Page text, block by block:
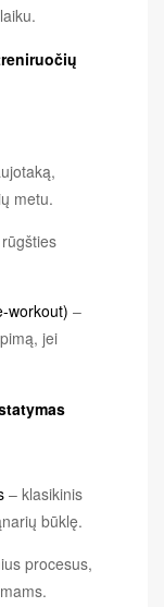
metu.
workout) –
jei
– klasikinis
būklę.
procesus,